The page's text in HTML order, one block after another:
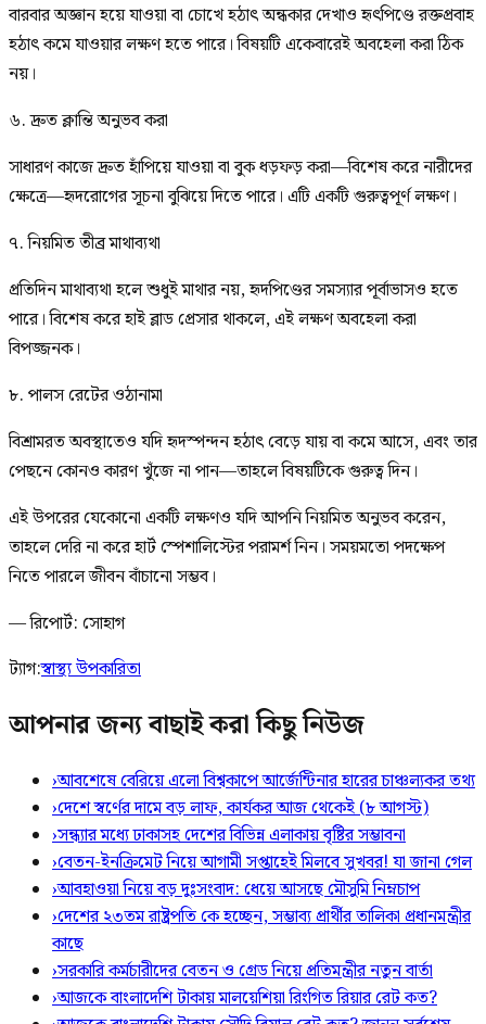
বারবার অজ্ঞান হয়ে যাওয়া বা চোখে হঠাৎ অন্ধকার দেখাও হৃৎপিণ্ডে রক্তপ্রবাহ
হঠাৎ কমে যাওয়ার লক্ষণ হতে পারে। বিষয়টি একেবারেই অবহেলা করা ঠিক
নয়।
৬. দ্রুত ক্লান্তি অনুভব করা
সাধারণ কাজে দ্রুত হাঁপিয়ে যাওয়া বা বুক ধড়ফড় করা—বিশেষ করে নারীদের
ক্ষেত্রে—হৃদরোগের সূচনা বুঝিয়ে দিতে পারে। এটি একটি গুরুত্বপূর্ণ লক্ষণ।
৭. নিয়মিত তীব্র মাথাব্যথা
প্রতিদিন মাথাব্যথা হলে শুধুই মাথার নয়, হৃদপিণ্ডের সমস্যার পূর্বাভাসও হতে
পারে। বিশেষ করে হাই ব্লাড প্রেসার থাকলে, এই লক্ষণ অবহেলা করা
বিপজ্জনক।
৮. পালস রেটের ওঠানামা
বিশ্রামরত অবস্থাতেও যদি হৃদস্পন্দন হঠাৎ বেড়ে যায় বা কমে আসে, এবং তার
পেছনে কোনও কারণ খুঁজে না পান—তাহলে বিষয়টিকে গুরুত্ব দিন।
এই উপরের যেকোনো একটি লক্ষণও যদি আপনি নিয়মিত অনুভব করেন,
তাহলে দেরি না করে হার্ট স্পেশালিস্টের পরামর্শ নিন। সময়মতো পদক্ষেপ
নিতে পারলে জীবন বাঁচানো সম্ভব।
— রিপোর্ট: সোহাগ
ট্যাগ:স্বাস্থ্য উপকারিতা
আপনার জন্য বাছাই করা কিছু নিউজ
›আবশেষে বেরিয়ে এলো বিশ্বকাপে আর্জেন্টিনার হারের চাঞ্চল্যকর তথ্য
›দেশে স্বর্ণের দামে বড় লাফ, কার্যকর আজ থেকেই (৮ আগস্ট)
›সন্ধ্যার মধ্যে ঢাকাসহ দেশের বিভিন্ন এলাকায় বৃষ্টির সম্ভাবনা
›বেতন-ইনক্রিমেট নিয়ে আগামী সপ্তাহেই মিলবে সুখবর! যা জানা গেল
›আবহাওয়া নিয়ে বড় দুঃসংবাদ: ধেয়ে আসছে মৌসুমি নিম্নচাপ
›দেশের ২৩তম রাষ্ট্রপতি কে হচ্ছেন, সম্ভাব্য প্রার্থীর তালিকা প্রধানমন্ত্রীর
কাছে
›সরকারি কর্মচারীদের বেতন ও গ্রেড নিয়ে প্রতিমন্ত্রীর নতুন বার্তা
›আজকে বাংলাদেশি টাকায় মালয়েশিয়া রিংগিত রিয়ার রেট কত?